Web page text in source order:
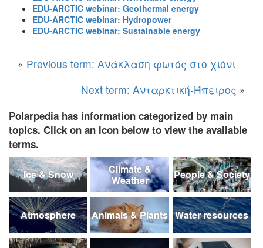
EDU-ARCTIC webinar: Geothermal energy
EDU-ARCTIC webinar: Hydropower
EDU-ARCTIC webinar: Sustainable energy
« Previous term: Ανάκλαση φωτός στο χιόνι
Next term: Ανταρκτική-Ήπειρος »
Polarpedia has information categorized by main
topics. Click on an icon below to view the available
terms.
Ice & Snow
Climate &
Weather
People & Society
Atmosphere Animals & Plants Water resources